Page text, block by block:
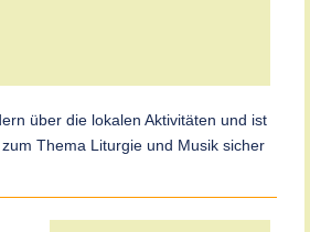
über die lokalen Aktivitäten und ist
Thema Liturgie und Musik sicher